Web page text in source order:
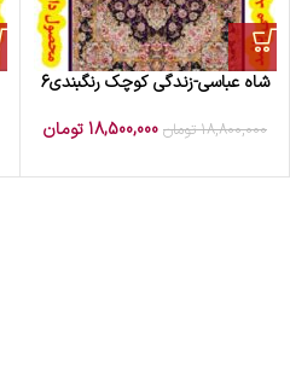
شاه عباسی-زندگی کوچک رنگبندی6
18,800,000 تومان 18,500,000تومان